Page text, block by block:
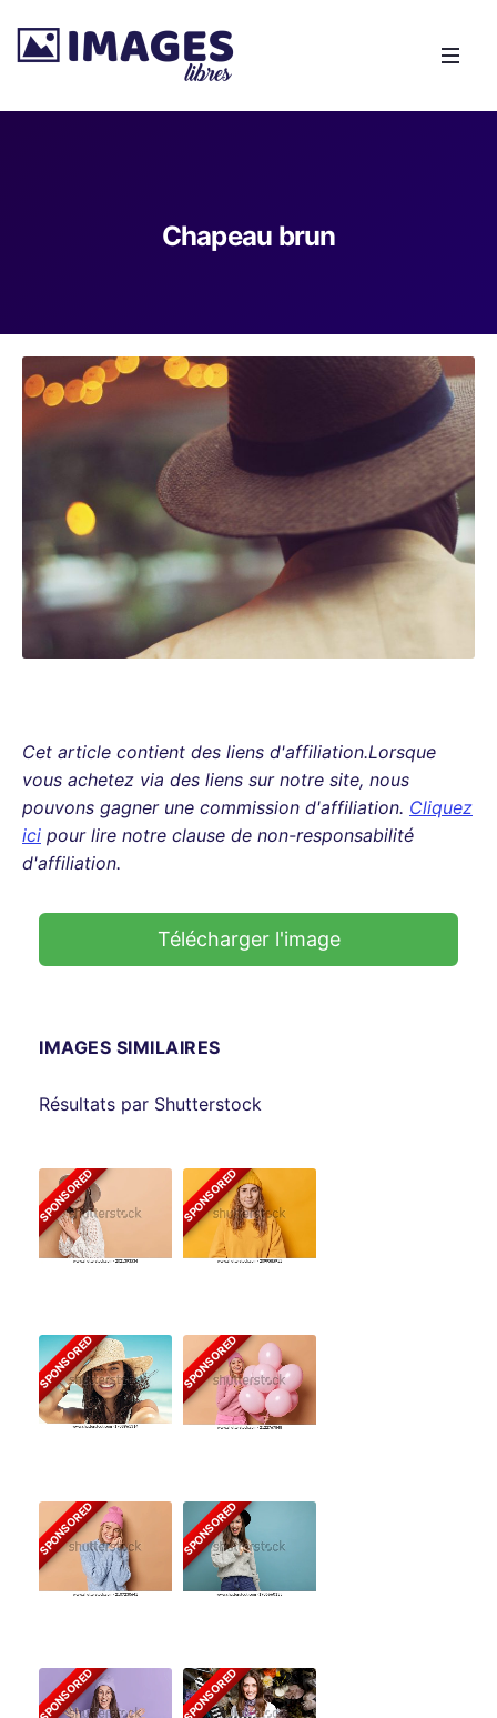
Chapeau brun
Cet article contient des liens d'affiliation.Lorsque
vous achetez via des liens sur notre site, nous
pouvons gagner une commission d'affiliation. Cliquez
ici pour lire notre clause de non-responsabilité
d'affiliation.
Télécharger l'image
IMAGES SIMILAIRES
Résultats par Shutterstock
SPONSORED SPONSORED
SPONSORED SPONSORED
SPONSORED SPONSORED
SPONSORED SPONSORED